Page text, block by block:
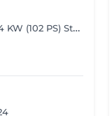
6-Gang-Schaltgetriebe